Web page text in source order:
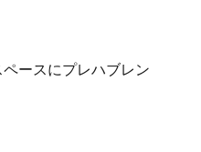
ースにプレハブレン